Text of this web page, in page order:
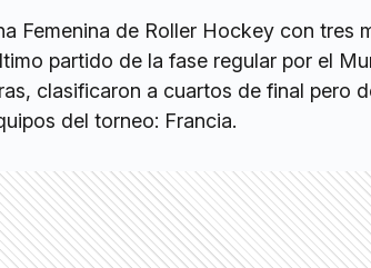
Femenina de Roller Hockey con tres
partido de la fase regular por el
clasificaron a cuartos de final pero
del torneo: Francia.